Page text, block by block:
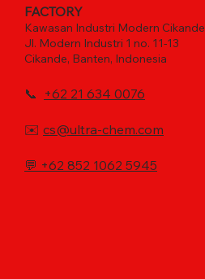
FACTORY
Kawasan Industri Modern Cikande
Jl. Modern Industri 1 no. 11-13
Cikande, Banten, Indonesia
📞 +62 21 634 0076
✉️ cs@ultra-chem.com
💬 +62 852 1062 5945